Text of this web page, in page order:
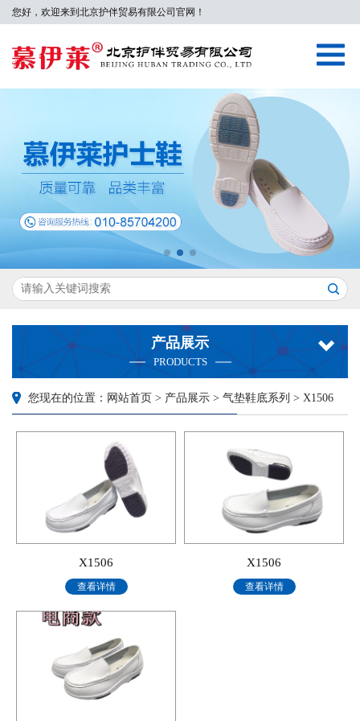
您好，欢迎来到北京护伴贸易有限公司官网！
产品展示
PRODUCTS
您现在的位置：网站首页 > 产品展示 > 气垫鞋底系列 > X1506
X1506
查看详情
X1506
查看详情